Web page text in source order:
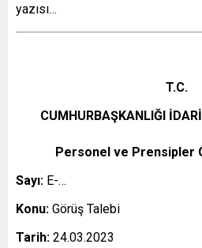
yazısı…
T.C.
CUMHURBAŞKANLIĞI
Personel ve Prensipler
Sayı: E-…
Konu: Görüş Talebi
Tarih: 24.03.2023